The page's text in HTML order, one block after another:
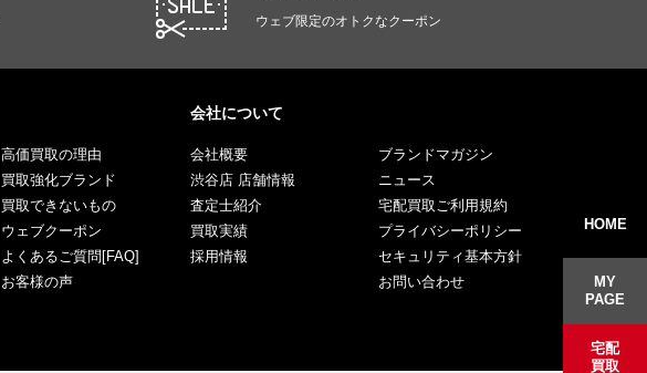
ウェブ限定のオトクなクーポン
高価買取の理由
買取強化ブランド
買取できないもの
ウェブクーポン
よくあるご質問[FAQ]
お客様の声
会社について
会社概要
渋谷店 店舗情報
査定士紹介
買取実績
採用情報
ブランドマガジン
ニュース
宅配買取ご利用規約
プライバシーポリシー
セキュリティ基本方針
お問い合わせ
HOME
MY
PAGE
宅配
買取